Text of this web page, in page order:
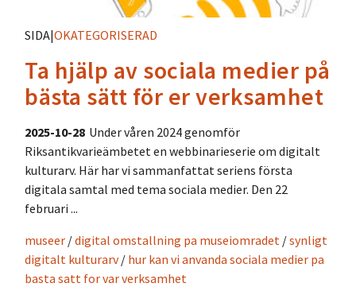
SIDA|OKATEGORISERAD
Ta hjälp av sociala medier på
bästa sätt för er verksamhet
2025-10-28 Under våren 2024 genomför
Riksantikvarieämbetet en webbinarieserie om digitalt
kulturarv. Här har vi sammanfattat seriens första
digitala samtal med tema sociala medier. Den 22
februari ...
museer /digital omstallning pa museiomradet /synligt
digitalt kulturarv / hur kan vi anvanda sociala medier pa
basta satt for var verksamhet